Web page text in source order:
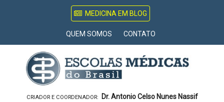
MEDICINA EM BLOG
QUEM SOMOS CONTATO
CRIADOR E COORDENADOR: Dr. Antonio Celso Nunes Nassif